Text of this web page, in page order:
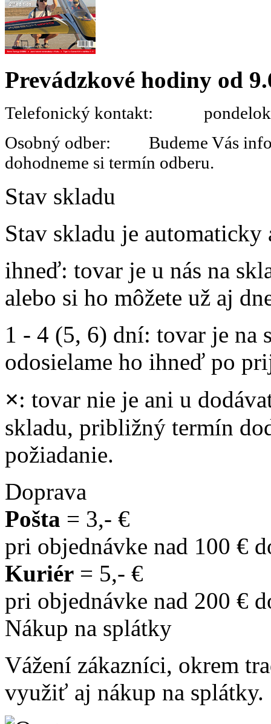
Prevádzkové hodiny od
Telefonický kontakt:
Osobný odber: Budeme Vás
dohodneme si termín odberu.
Stav skladu
Stav skladu je
ihneď: tovar je u nás na
alebo si ho môžete už aj
1 - 4 (5, 6) dní: tovar je na
odosielame ho ihneď po
×: tovar nie je ani u
skladu, približný termín
požiadanie.
Doprava
Pošta = 3,- €
pri objednávke nad 100 €
Kuriér = 5,- €
pri objednávke nad 200 €
Nákup na splátky
Vážení zákazníci, okrem
využiť aj nákup na splátky.